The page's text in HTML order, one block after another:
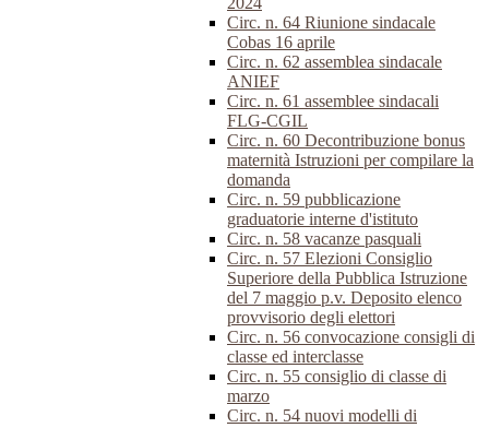
Circ. n. 64 Riunione sindacale
Cobas 16 aprile
Circ. n. 62 assemblea sindacale
ANIEF
Circ. n. 61 assemblee sindacali
FLG-CGIL
Circ. n. 60 Decontribuzione bonus
maternità Istruzioni per compilare la
domanda
Circ. n. 59 pubblicazione
graduatorie interne d'istituto
Circ. n. 58 vacanze pasquali
Circ. n. 57 Elezioni Consiglio
Superiore della Pubblica Istruzione
del 7 maggio p.v. Deposito elenco
provvisorio degli elettori
Circ. n. 56 convocazione consigli di
classe ed interclasse
Circ. n. 55 consiglio di classe di
marzo
Circ. n. 54 nuovi modelli di